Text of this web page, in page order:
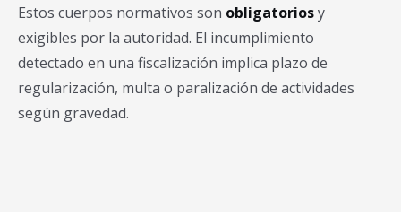
Estos cuerpos normativos son obligatoriosy
exigibles por la autoridad. El incumplimiento
detectado en una fiscalización implica plazo de
regularización, multa o paralización de actividades
según gravedad.